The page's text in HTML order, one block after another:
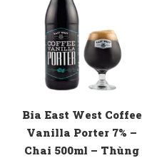
Bia East West Coffee
Vanilla Porter 7% –
Chai 500ml – Thùng